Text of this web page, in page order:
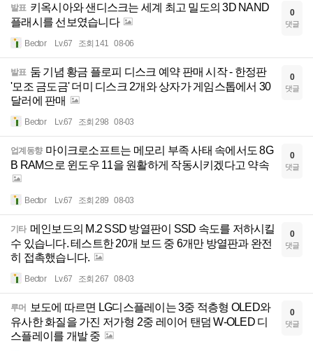
발표 키옥시아와 샌디스크는 세계 최고 밀도의 3D NAND
플래시를 선보였습니다
Bector Lv.67 조회 141 08-06
0
댓글
발표 둠 기념 황금 플로피 디스크 예약 판매 시작 - 한정판
'모조 금도금' 더미 디스크 2개와 상자가 게임스톱에서 30
달러에 판매
Bector Lv.67 조회 298 08-03
0
댓글
업계동향 마이크로소프트는 메모리 부족 사태 속에서도 8G
B RAM으로 윈도우 11을 원활하게 작동시키겠다고 약속
Bector Lv.67 조회 289 08-03
0
댓글
기타 메인보드의 M.2 SSD 방열판이 SSD 속도를 저하시킬
수 있습니다. 테스트한 20개 보드 중 6개만 방열판과 완전
히 접촉했습니다.
Bector Lv.67 조회 267 08-03
0
댓글
루머
보도에 따르면 LG디스플레이는 3중 적층형 OLED와
유사한 화질을 가진 저가형 2중 레이어 탠덤 W-OLED 디
스플레이를 개발 중
0
댓글